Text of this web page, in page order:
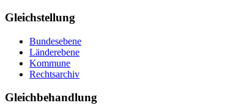
Gleichstellung
Bundesebene
Länderebene
Kommune
Rechtsarchiv
Gleichbehandlung